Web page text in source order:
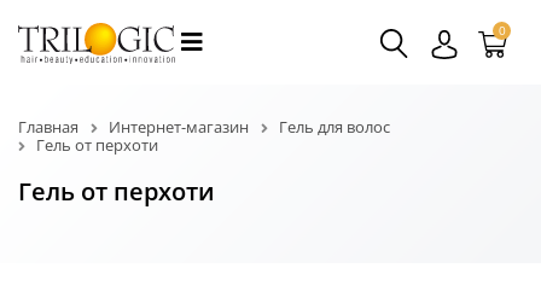
0
Главная Интернет-магазин
Гель для волос
Гель от перхоти
Гель от перхоти